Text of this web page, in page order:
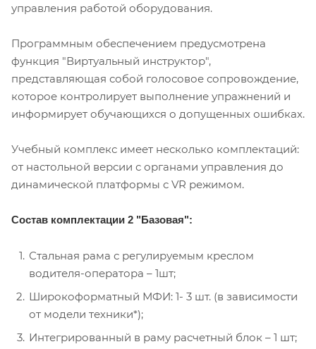
управления работой оборудования.
Программным обеспечением предусмотрена
функция "Виртуальный инструктор",
представляющая собой голосовое сопровождение,
которое контролирует выполнение упражнений и
информирует обучающихся о допущенных ошибках.
Учебный комплекс имеет несколько комплектаций:
от настольной версии с органами управления до
динамической платформы с VR режимом.
Состав комплектации 2 "Базовая":
Стальная рама с регулируемым креслом
водителя-оператора – 1шт;
Широкоформатный МФИ: 1- 3 шт. (в зависимости
от модели техники*);
Интегрированный в раму расчетный блок – 1 шт;